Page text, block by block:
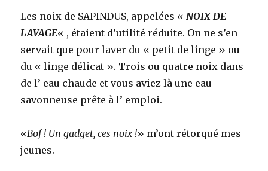
Les noix de SAPINDUS, appelées « NOIX DE
LAVAGE« , étaient d’utilité réduite. On ne s’en
servait que pour laver du « petit de linge » ou
du « linge délicat ». Trois ou quatre noix dans
de l’ eau chaude et vous aviez là une eau
savonneuse prête à l’ emploi.
«Bof ! Un gadget, ces noix !» m’ont rétorqué mes
jeunes.